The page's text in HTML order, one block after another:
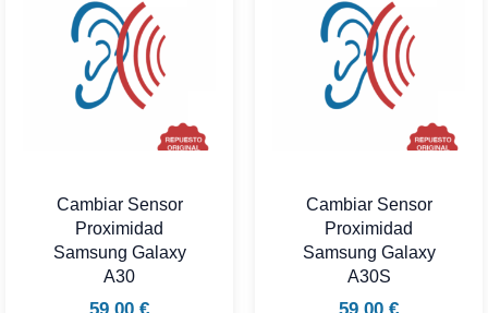
Cambiar Sensor
Proximidad
Samsung Galaxy
A30
Cambiar Sensor
Proximidad
Samsung Galaxy
A30S